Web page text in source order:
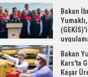
Bakan
Bakan
Kars'ta
Kaşar